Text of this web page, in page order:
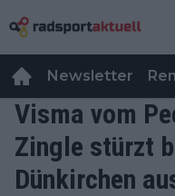
Newsletter
Visma vom
Zingle stürzt
Dünkirchen